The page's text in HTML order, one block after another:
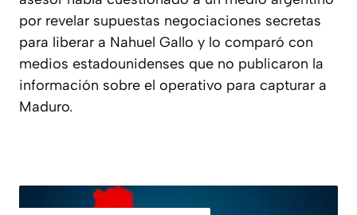
por revelar supuestas negociaciones secretas
para liberar a Nahuel Gallo y lo comparó con
medios estadounidenses que no publicaron la
información sobre el operativo para capturar a
Maduro.